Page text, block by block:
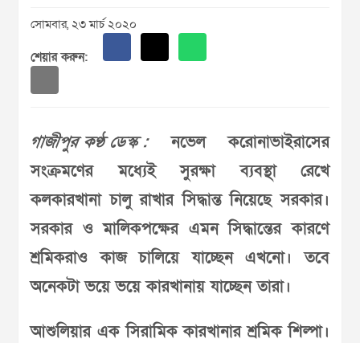
সোমবার, ২৩ মার্চ ২০২০
শেয়ার করুন:
গাজীপুর কণ্ঠ ডেস্ক :নভেল করোনাভাইরাসের
সংক্রমণের মধ্যেই সুরক্ষা ব্যবস্থা রেখে
কলকারখানা চালু রাখার সিদ্ধান্ত নিয়েছে সরকার।
সরকার ও মালিকপক্ষের এমন সিদ্ধান্তের কারণে
শ্রমিকরাও কাজ চালিয়ে যাচ্ছেন এখনো। তবে
অনেকটা ভয়ে ভয়ে কারখানায় যাচ্ছেন তারা।
আশুলিয়ার এক সিরামিক কারখানার শ্রমিক শিল্পা।